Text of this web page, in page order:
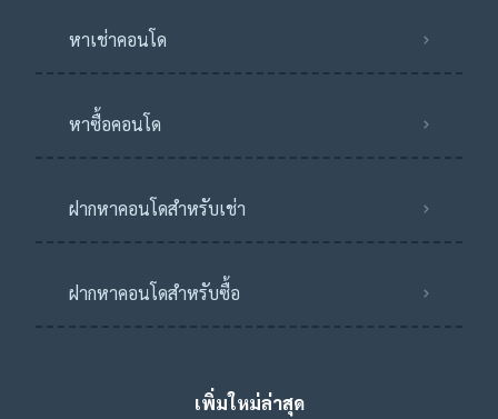
หาเช่าคอนโด
หาซื้อคอนโด
ฝากหาคอนโดสำหรับเช่า
ฝากหาคอนโดสำหรับซื้อ
เพิ่มใหม่ล่าสุด